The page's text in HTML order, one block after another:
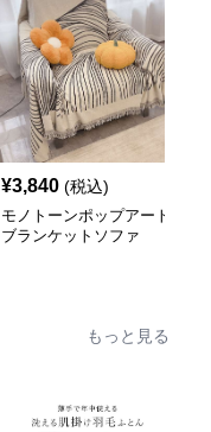
¥3,840 (税込)
モノトーンポップアート
ブランケットソファ
もっと見る